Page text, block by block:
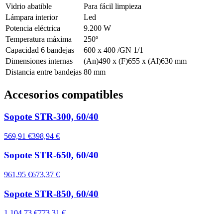
Vidrio abatible
Para fácil limpieza
Lámpara interior
Led
Potencia eléctrica
9.200 W
Temperatura máxima
250º
Capacidad 6 bandejas
600 x 400 /GN 1/1
Dimensiones internas
(An)490 x (F)655 x (Al)630 mm
Distancia entre bandejas 80 mm
Accesorios compatibles
Sopote STR-300, 60/40
569,91 €398,94 €
Sopote STR-650, 60/40
961,95 €673,37 €
Sopote STR-850, 60/40